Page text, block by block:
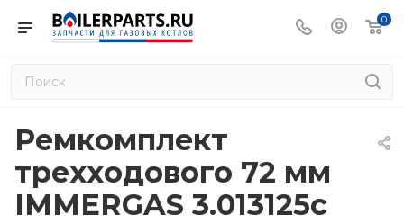
0
Ремкомплект
трехходового 72 мм
IMMERGAS 3.013125c